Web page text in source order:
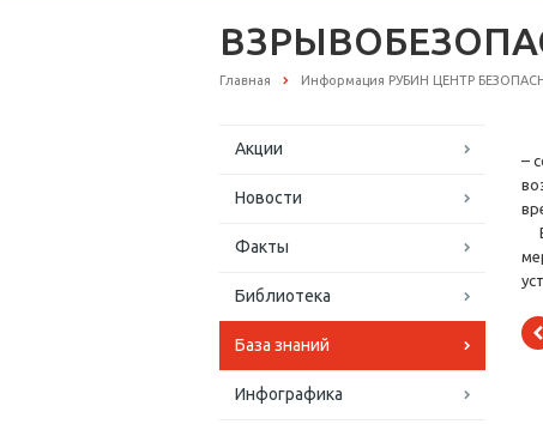
Главная Информация РУБИН ЦЕНТР
Акции
Новости
Факты
Библиотека
База знаний
Инфографика
–